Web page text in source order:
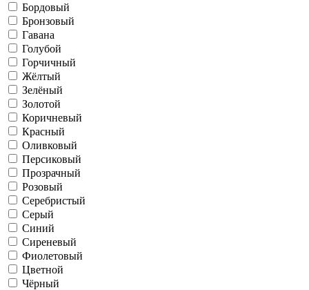
Бордовый
Бронзовый
Гавана
Голубой
Горчичный
Жёлтый
Зелёный
Золотой
Коричневый
Красный
Оливковый
Персиковый
Прозрачный
Розовый
Серебристый
Серый
Синий
Сиреневый
Фиолетовый
Цветной
Чёрный